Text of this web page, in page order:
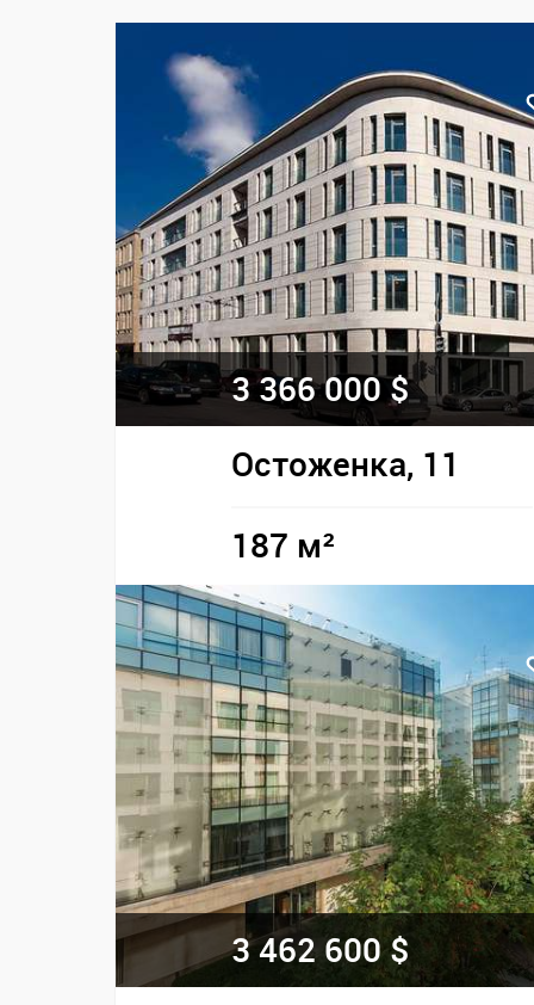
3 366 000 $
Остоженка, 11
187 м²
3 462 600 $